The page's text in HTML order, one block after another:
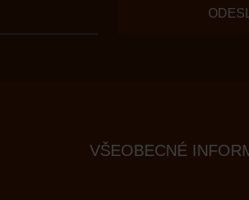
VŠEOBECNÉ